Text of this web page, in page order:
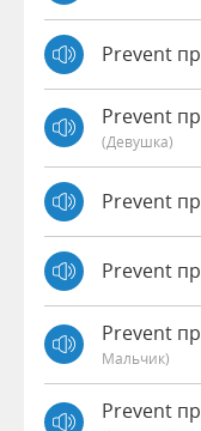
Prevent
Prevent
(девушка)
Prevent
Prevent
Prevent
Мальчик)
Prevent